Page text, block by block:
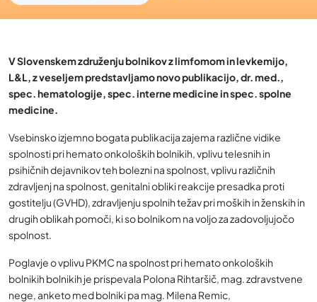
V Slovenskem združenju bolnikov z limfomom in levkemijo,
L&L, z veseljem predstavljamo novo publikacijo, dr. med.,
spec. hematologije, spec. interne medicine in spec. spolne
medicine.
Vsebinsko izjemno bogata publikacija zajema različne vidike
spolnosti pri hemato onkoloških bolnikih, vplivu telesnih in
psihičnih dejavnikov teh bolezni na spolnost, vplivu različnih
zdravljenj na spolnost, genitalni obliki reakcije presadka proti
gostitelju (GVHD), zdravljenju spolnih težav pri moških in ženskih in
drugih oblikah pomoči, ki so bolnikom na voljo za zadovoljujočo
spolnost.
Poglavje o vplivu PKMC na spolnost pri hemato onkoloških
bolnikih bolnikih je prispevala Polona Rihtaršič, mag. zdravstvene
nege, anketo med bolniki pa mag. Milena Remic,